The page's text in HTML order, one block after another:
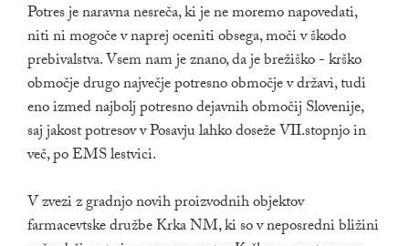
Potres je naravna nesreča, ki je ne moremo napovedati,
niti ni mogoče v naprej oceniti obsega, moči v škodo
prebivalstva. Vsem nam je znano, da je brežiško - krško
območje drugo največje potresno območje v državi, tudi
eno izmed najbolj potresno dejavnih območij Slovenije,
saj jakost potresov v Posavju lahko doseže VII.stopnjo in
več, po EMS lestvici.
V zvezi z gradnjo novih proizvodnih objektov
farmacevtske družbe Krka NM, ki so v neposredni bližini